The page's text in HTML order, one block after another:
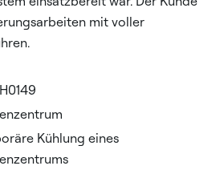
mit voller
Kühlung eines